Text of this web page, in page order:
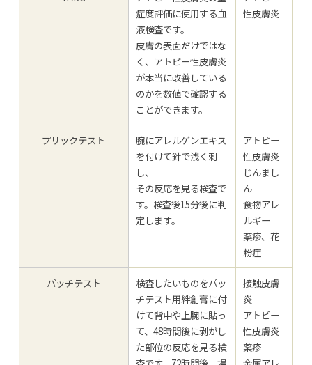
症度評価に使用する血
液検査です。
皮膚の表面だけではな
く、アトピー性皮膚炎
が本当に改善している
のかを数値で確認する
ことができます。
性皮膚炎
プリックテスト
腕にアレルゲンエキス
を付けて針で浅く刺
し、
その反応を見る検査で
す。検査後15分後に判
定します。
アトピー
性皮膚炎
じんまし
ん
食物アレ
ルギー
薬疹、花
粉症
パッチテスト
検査したいものをパッ
チテスト用絆創膏に付
けて背中や上腕に貼っ
て、48時間後に剥がし
た部位の反応を見る検
接触皮膚
炎
アトピー
性皮膚炎
薬疹